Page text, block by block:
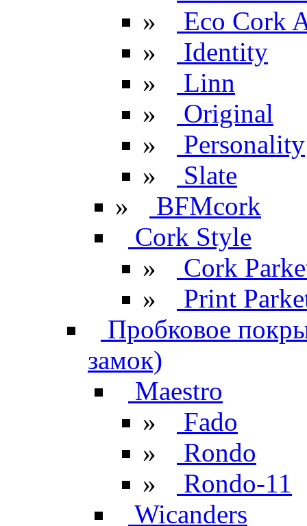
»
Eco Cork
»
Identity
»
Linn
»
Original
»
Personality
»
Slate
»
BFMcork
Cork Style
»
Cork
»
Print
Пробковое
замок)
Maestro
»
Fado
»
Rondo
»
Rondo-11
Wicanders